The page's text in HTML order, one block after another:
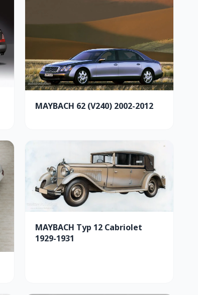
MAYBACH 62 (V240) 2002-2012
MAYBACH Typ 12 Cabriolet
1929-1931